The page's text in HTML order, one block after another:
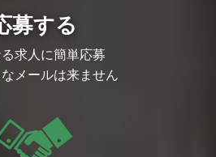
募する
求人に簡単応募
メールは来ません